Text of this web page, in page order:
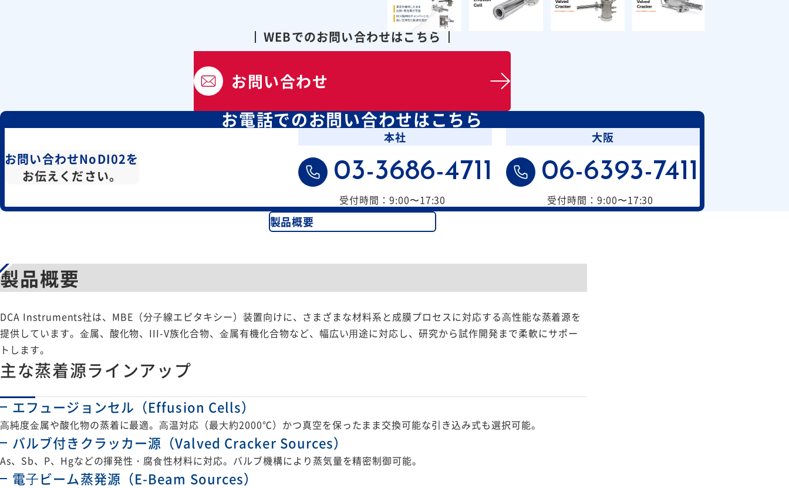
WEBでのお問い合わせはこちら
お問い合わせ
お電話でのお問い合わせはこちら
お問い合わせNoDI02を
お伝えください。
本社
03-3686-4711
受付時間：9:00〜17:30
大阪
06-6393-7411
受付時間：9:00〜17:30
製品概要
製品概要
DCA Instruments社は、MBE（分⼦線エピタキシー）装置向けに、さまざまな材料系と成膜プロセスに対応する⾼性能な蒸着源を
提供しています。⾦属、酸化物、III-V族化合物、⾦属有機化合物など、幅広い⽤途に対応し、研究から試作開発まで柔軟にサポー
トします。
主な蒸着源ラインアップ
エフュージョンセル（Effusion Cells）
⾼純度⾦属や酸化物の蒸着に最適。⾼温対応（最⼤約2000℃）かつ真空を保ったまま交換可能な引き込み式も選択可能。
バルブ付きクラッカー源（Valved Cracker Sources）
As、Sb、P、Hgなどの揮発性・腐⾷性材料に対応。バルブ機構により蒸気量を精密制御可能。
電⼦ビーム蒸発源（E-Beam Sources）